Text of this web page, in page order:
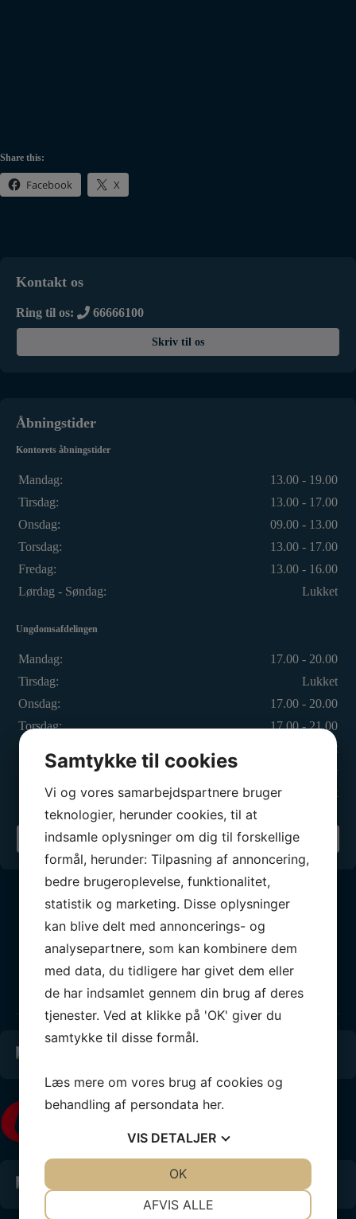
Share this:
Facebook X
Kontakt os
Ring til os: 66666100
Skriv til os
Åbningstider
Kontorets åbningstider
Mandag:
13.00 - 19.00
Tirsdag:
13.00 - 17.00
Onsdag:
09.00 - 13.00
Torsdag:
13.00 - 17.00
Fredag:
13.00 - 16.00
Lørdag - Søndag:
Lukket
Ungdomsafdelingen
Mandag:
17.00 - 20.00
Tirsdag:
Lukket
Onsdag:
17.00 - 20.00
Torsdag:
17.00 - 21.00
Fredag:
Lukket
Lørdag:
Efter aftale
Søndag:
Lukket
Din sejlklub
Vores partnere
BLIV PARTNER
Samtykke til cookies
Vi og vores samarbejdspartnere bruger
teknologier, herunder cookies, til at
indsamle oplysninger om dig til forskellige
formål, herunder: Tilpasning af annoncering,
bedre brugeroplevelse, funktionalitet,
statistik og marketing. Disse oplysninger
kan blive delt med annoncerings- og
analysepartnere, som kan kombinere dem
med data, du tidligere har givet dem eller
de har indsamlet gennem din brug af deres
tjenester. Ved at klikke på 'OK' giver du
samtykke til disse formål.
Læs mere om vores brug af cookies og
behandling af persondata her.
VIS DETALJER
AFVIS ALLE
OK